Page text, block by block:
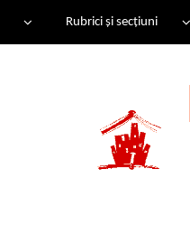
Rubrici și secțiuni